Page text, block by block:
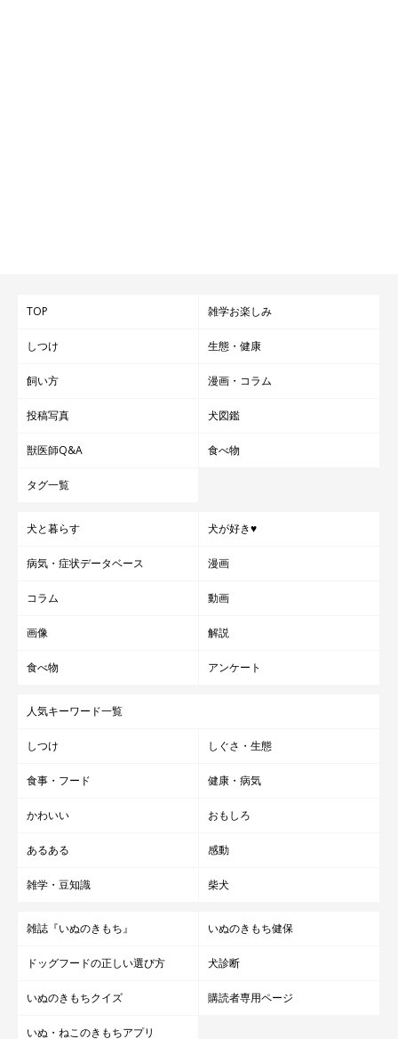
線が見えてたからもう少しで、感電するところだった」
イタズラは、可愛いなと思える小さなものから、愛犬の健康や命
工夫次第で防ぐことができると思うので、愛犬がイタズラをして
危険な目に遭わないように、日頃から充分注意して見てあげてく
『いぬのきもちWEB MAGAZINEアンケート 「犬あるある」に関
※記事と写真に関連性はありませんので予めご了承ください。
文／雨宮カイ
TOP 雑学お楽しみ
しつけ 生態・健康
飼い方 漫画・コラム
投稿写真 犬図鑑
獣医師Q&A 食べ物
タグ一覧
犬と暮らす 犬が好き♥
病気・症状データベース 漫画
コラム 動画
画像 解説
食べ物 アンケート
人気キーワード一覧
しつけ しぐさ・生態
食事・フード 健康・病気
かわいい おもしろ
あるある 感動
雑学・豆知識 柴犬
雑誌『いぬのきもち』 いぬのきもち健保
ドッグフードの正しい選び方 犬診断
いぬのきもちクイズ 購読者専用ページ
いぬ・ねこのきもちアプリ